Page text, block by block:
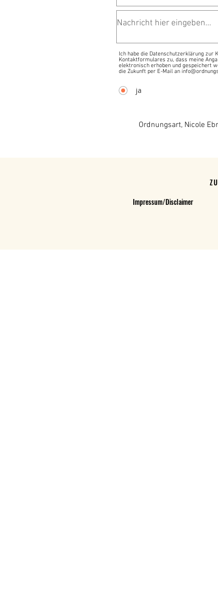
Ich habe die Datenschutzerklärung zur
Kontaktformulares zu, dass meine
elektronisch erhoben und gespeichert
die Zukunft per E-Mail an
ja
Ordnungsart, Nicole
Impressum/Disclaimer